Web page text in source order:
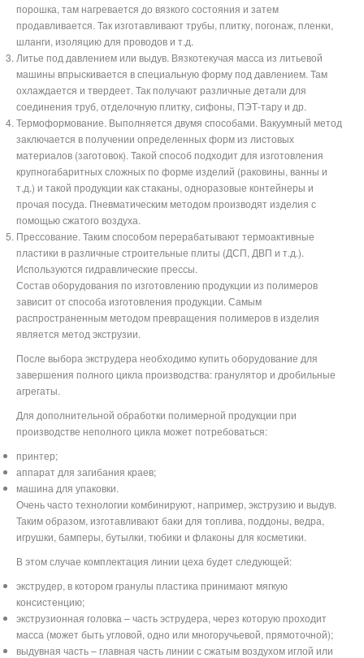
порошка, там нагревается до вязкого состояния и затем
продавливается. Так изготавливают трубы, плитку, погонаж, пленки,
шланги, изоляцию для проводов и т.д.
Литье под давлением или выдув. Вязкотекучая масса из литьевой
машины впрыскивается в специальную форму под давлением. Там
охлаждается и твердеет. Так получают различные детали для
соединения труб, отделочную плитку, сифоны, ПЭТ-тару и др.
Термоформование. Выполняется двумя способами. Вакуумный метод
заключается в получении определенных форм из листовых
материалов (заготовок). Такой способ подходит для изготовления
крупногабаритных сложных по форме изделий (раковины, ванны и
т.д.) и такой продукции как стаканы, одноразовые контейнеры и
прочая посуда. Пневматическим методом производят изделия с
помощью сжатого воздуха.
Прессование. Таким способом перерабатывают термоактивные
пластики в различные строительные плиты (ДСП, ДВП и т.д.).
Используются гидравлические прессы.
Состав оборудования по изготовлению продукции из полимеров
зависит от способа изготовления продукции. Самым
распространенным методом превращения полимеров в изделия
является метод экструзии.
После выбора экструдера необходимо купить оборудование для
завершения полного цикла производства: гранулятор и дробильные
агрегаты.
Для дополнительной обработки полимерной продукции при
производстве неполного цикла может потребоваться:
принтер;
аппарат для загибания краев;
машина для упаковки.
Очень часто технологии комбинируют, например, экструзию и выдув.
Таким образом, изготавливают баки для топлива, поддоны, ведра,
игрушки, бамперы, бутылки, тюбики и флаконы для косметики.
В этом случае комплектация линии цеха будет следующей:
экструдер, в котором гранулы пластика принимают мягкую
консистенцию;
экструзионная головка – часть эструдера, через которую проходит
масса (может быть угловой, одно или многоручьевой, прямоточной);
выдувная часть – главная часть линии с сжатым воздухом иглой или